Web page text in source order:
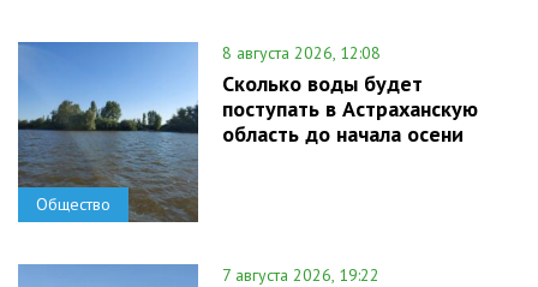
Общество
8 августа 2026, 12:08
Сколько воды будет
поступать в Астраханскую
область до начала осени
7 августа 2026, 19:22